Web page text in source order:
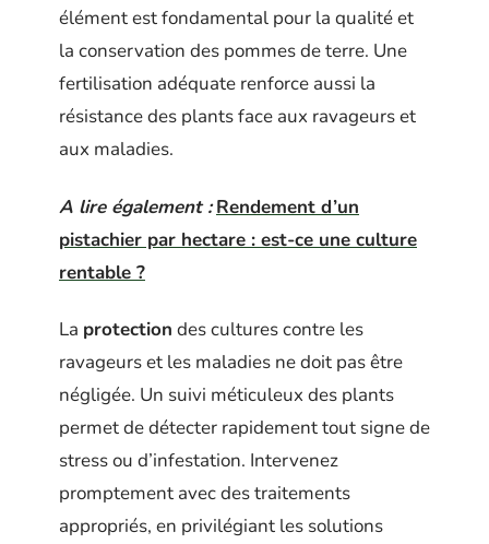
élément est fondamental pour la qualité et
la conservation des pommes de terre. Une
fertilisation adéquate renforce aussi la
résistance des plants face aux ravageurs et
aux maladies.
A lire également : Rendement d’un
pistachier par hectare : est-ce une culture
rentable ?
La protection des cultures contre les
ravageurs et les maladies ne doit pas être
négligée. Un suivi méticuleux des plants
permet de détecter rapidement tout signe de
stress ou d’infestation. Intervenez
promptement avec des traitements
appropriés, en privilégiant les solutions